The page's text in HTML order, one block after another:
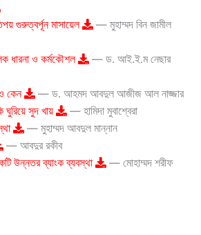
গুরুত্বর্পূন মাসায়েল
— মুহাম্মদ বিন জামীল
ধারনা ও কর্মকৌশল
— ড. আই.ই.ম নেছার
কেন
— ড. আহমদ আবদুল আজীজ আল নাজ্জার
ঘুরিয়ে সুদ খায়
— হামিদা মুবাশ্বেরা
— মুহাম্মদ আবদুল মান্নান
— আবদুর রকীব
উন্নতর ব্যাংক ব্যবস্থা
— মোহাম্মদ শরীফ